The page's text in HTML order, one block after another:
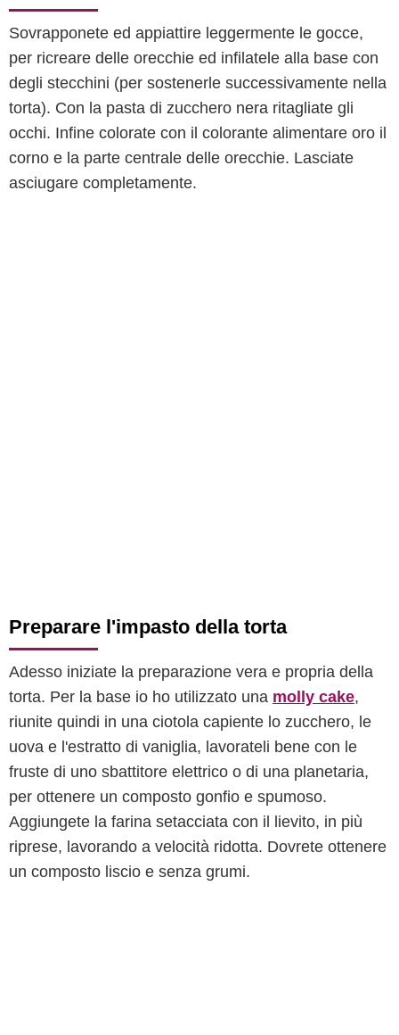
Sovrapponete ed appiattire leggermente le gocce,
per ricreare delle orecchie ed infilatele alla base con
degli stecchini (per sostenerle successivamente nella
torta). Con la pasta di zucchero nera ritagliate gli
occhi. Infine colorate con il colorante alimentare oro il
corno e la parte centrale delle orecchie. Lasciate
asciugare completamente.
Preparare l'impasto della torta
Adesso iniziate la preparazione vera e propria della
torta. Per la base io ho utilizzato una molly cake,
riunite quindi in una ciotola capiente lo zucchero, le
uova e l'estratto di vaniglia, lavorateli bene con le
fruste di uno sbattitore elettrico o di una planetaria,
per ottenere un composto gonfio e spumoso.
Aggiungete la farina setacciata con il lievito, in più
riprese, lavorando a velocità ridotta. Dovrete ottenere
un composto liscio e senza grumi.